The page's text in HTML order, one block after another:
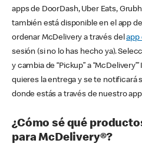
apps de DoorDash, Uber Eats,
también está disponible en el app de
ordenar McDelivery a través delapp
sesión (si no lo has hecho ya).
y cambia de “Pickup” a
quieres la entrega y se te notificará
donde estás a través de nuestro
¿Cómo sé qué
para McDelivery®?